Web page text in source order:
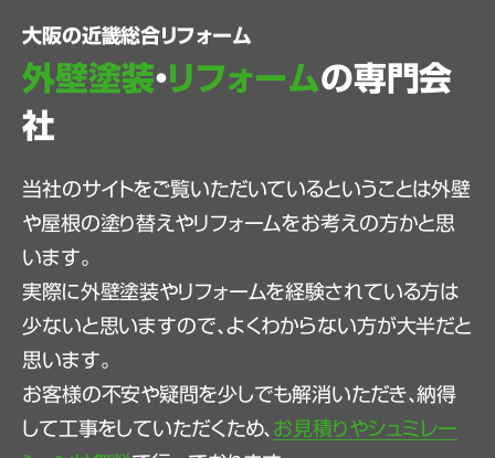
大阪の近畿総合リフォーム
外壁塗装・リフォームの専門会
社
当社のサイトをご覧いただいているということは外壁
や屋根の塗り替えやリフォームをお考えの方かと思
います。
実際に外壁塗装やリフォームを経験されている方は
少ないと思いますので、よくわからない方が大半だと
思います。
お客様の不安や疑問を少しでも解消いただき、納得
して工事をしていただくため、 お見積りやシュミレー